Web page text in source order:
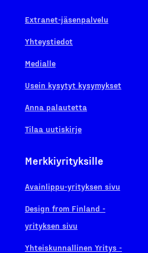
Extranet-jäsenpalvelu
Yhteystiedot
Medialle
Usein kysytyt kysymykset
Anna palautetta
Tilaa uutiskirje
Merkkiyrityksille
Avainlippu-yrityksen sivu
Design from Finland -
yrityksen sivu
Yhteiskunnallinen Yritys -